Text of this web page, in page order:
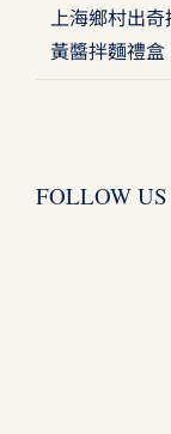
上海鄉村出
黃醬拌麵禮盒
FOLLOW US